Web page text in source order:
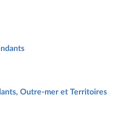
Outre-mer et Territoires